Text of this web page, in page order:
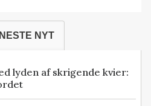
NYT
lyden af skrigende kvier: